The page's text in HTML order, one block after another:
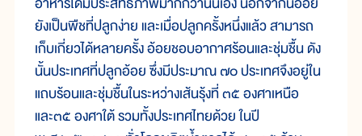
ยังเป็นพืชที่ปลูกง่าย และเมื่อปลูกครั้งหนึ่งแล้ว สามารถ
เก็บเกี่ยวได้หลายครั้ง อ้อยชอบอากาศร้อนและชุ่มชื้น ดัง
นั้นประเทศที่ปลูกอ้อย ซึ่งมีประมาณ ๗๐ ประเทศจึงอยู่ใน
แถบร้อนและชุ่มชื้นในระหว่างเส้นรุ้งที่ ๓๕ องศาเหนือ
และ๓๕ องศาใต้ รวมทั้งประเทศไทยด้วย ในปี